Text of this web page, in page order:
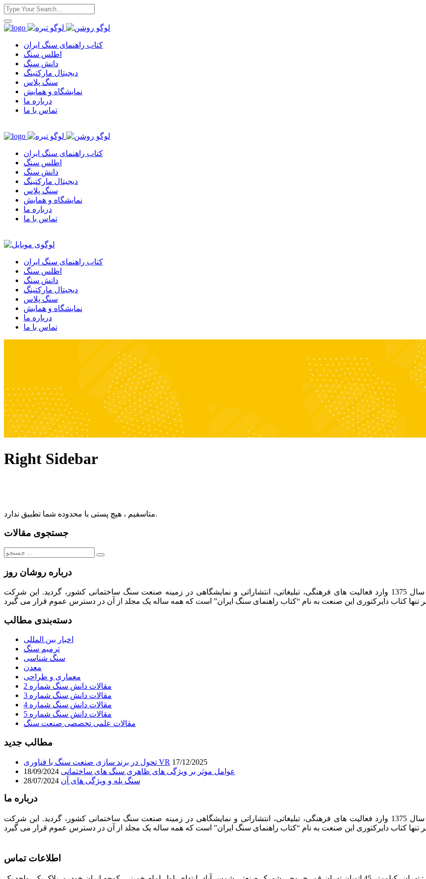
کتاب راهنمای سنگ ایران
اطلس سنگ
دانش سنگ
دیجیتال مارکتینگ
سنگ پلاس
نمایشگاه و همایش
درباره ما
تماس با ما
کتاب راهنمای سنگ ایران
اطلس سنگ
دانش سنگ
دیجیتال مارکتینگ
سنگ پلاس
نمایشگاه و همایش
درباره ما
تماس با ما
کتاب راهنمای سنگ ایران
اطلس سنگ
دانش سنگ
دیجیتال مارکتینگ
سنگ پلاس
نمایشگاه و همایش
درباره ما
تماس با ما
Right Sidebar
متاسفیم ، هیچ پستی با محدوده شما تطبیق ندارد.
جستجوی مقالات
جستجو
درباره روشان روز
شرکت روشان روز به عنوان مرکز بین المللی اطلاعات سنگ ایران از سال 1375 وارد فعالیت های فرهنگی، تبلیغاتی، انتشاراتی و نمایشگاهی در زمینه صنعت سنگ ساختمانی کشور، گردید. این شرکت
دسته‌بندی مطالب
اخبار بین المللی
ترمیم سنگ
سنگ شناسی
معدن
معماری و طراحی
مقالات دانش سنگ شماره 2
مقالات دانش سنگ شماره 3
مقالات دانش سنگ شماره 4
مقالات دانش سنگ شماره 5
مقالات علمی تخصصی صنعت سنگ
مطالب جدید
تحول در برند سازی صنعت سنگ با فناوری VR 17/12/2025
عوامل موثر بر ویژگی های ظاهری سنگ های ساختمانی 18/09/2024
سنگ پله و ویژگی های آن 28/07/2024
درباره ما
شرکت روشان روز به عنوان مرکز بین المللی اطلاعات سنگ ایران از سال 1375 وارد فعالیت های فرهنگی، تبلیغاتی، انتشاراتی و نمایشگاهی در زمینه صنعت سنگ ساختمانی کشور، گردید. این شرکت
اطلاعات تماس